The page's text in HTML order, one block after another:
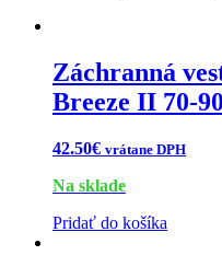
Záchranná
Breeze II 70-
42.50€ vrátane DPH
Na sklade
Pridať do košíka